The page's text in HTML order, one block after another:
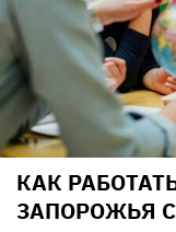
КАК
ЗАПОРОЖЬЯ